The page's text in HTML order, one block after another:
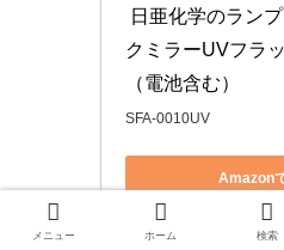
クミラーUVフラ
（電池含む）
SFA-0010UV
Amazon
楽天市場
メニュー ホーム 検索